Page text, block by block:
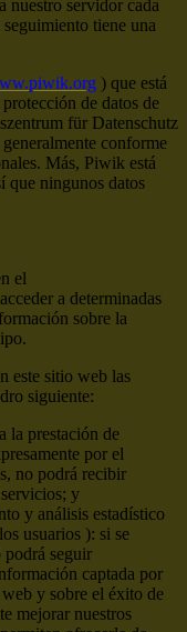
nuestro servidor cada
tiene una
) que está
de datos de
für Datenschutz
conforme
Más, Piwik está
que ningunos datos
el
a determinadas
sobre la
este sitio web las
siguiente:
la prestación de
por el
no podrá recibir
y
y análisis estadístico
usuarios ): si se
podrá seguir
captada por
web y sobre el éxito de
mejorar nuestros